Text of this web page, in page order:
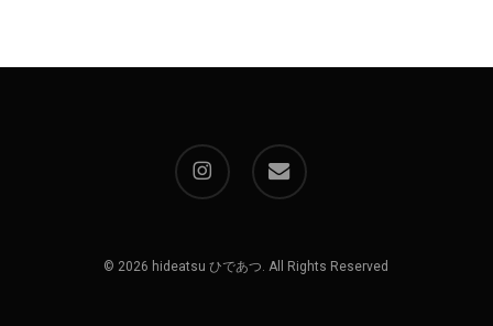
instagram email
© 2026 hideatsu ひであつ. All Rights Reserved